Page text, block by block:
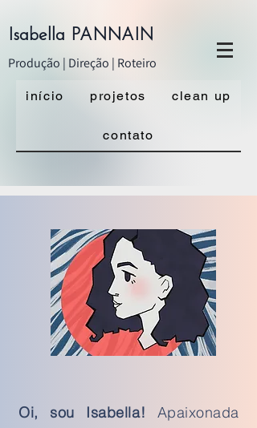
Isabella PANNAIN
Produção | Direção | Roteiro
início projetos clean up
contato
Oi, sou Isabella! Apaixonada